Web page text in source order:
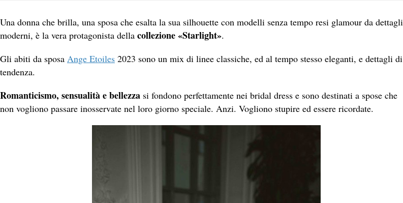
Una donna che brilla, una sposa che esalta la sua silhouette con modelli senza tempo resi glamour da dettagli
moderni, è la vera protagonista della collezione «Starlight».
Gli abiti da sposa Ange Etoiles 2023 sono un mix di linee classiche, ed al tempo stesso eleganti, e dettagli di
tendenza.
Romanticismo, sensualità e bellezza si fondono perfettamente nei bridal dress e sono destinati a spose che
non vogliono passare inosservate nel loro giorno speciale. Anzi. Vogliono stupire ed essere ricordate.